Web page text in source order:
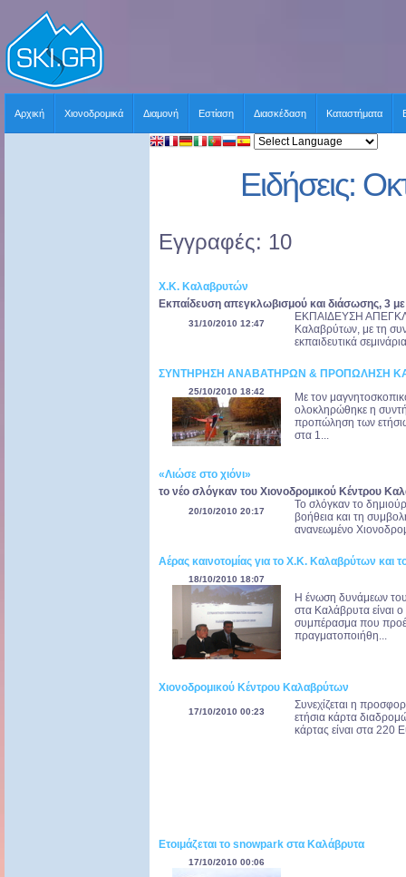
Αρχική Χιονοδρομικά Διαμονή Εστίαση Διασκέδαση Καταστήματα
Ειδήσεις:
Εγγραφές: 10
Χ.Κ. Καλαβρυτών
Εκπαίδευση απεγκλωβισμού και διάσωσης, 3
31/10/2010 12:47
ΕΚΠΑΙΔΕΥΣΗ
Καλαβρύτων, με τη
εκπαιδευτικά
ΣΥΝΤΗΡΗΣΗ ΑΝΑΒΑΤΗΡΩΝ & ΠΡΟΠΩΛΗΣΗ
25/10/2010 18:42
Με τον
ολοκληρώθηκε η
προπώληση των
στα 1...
«Λιώσε στο χιόνι»
το νέο σλόγκαν του Χιονοδρομικού Κέντρου
20/10/2010 20:17
Το σλόγκαν το
βοήθεια και τη
ανανεωμένο
Αέρας καινοτομίας για το Χ.Κ. Καλαβρύτων και
18/10/2010 18:07
Η ένωση δυνάμεων του
στα Καλάβρυτα είναι
συμπέρασμα που
πραγματοποιήθη...
Χιονοδρομικού Κέντρου Καλαβρύτων
17/10/2010 00:23
Συνεχίζεται η
ετήσια κάρτα
κάρτας είναι στα 220
Ετοιμάζεται το snowpark στα Καλάβρυτα
17/10/2010 00:06